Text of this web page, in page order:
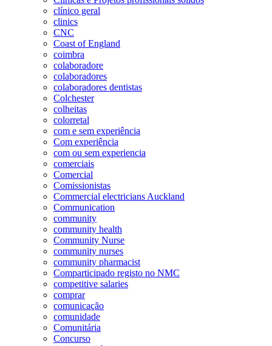
clínico geral
clinics
CNC
Coast of England
coimbra
colaboradore
colaboradores
colaboradores dentistas
Colchester
colheitas
colorretal
com e sem experiência
Com experiência
com ou sem experiencia
comerciais
Comercial
Comissionistas
Commercial electricians Auckland
Communication
community
community health
Community Nurse
community nurses
community pharmacist
Comparticipado registo no NMC
competitive salaries
comprar
comunicação
comunidade
Comunitária
Concurso